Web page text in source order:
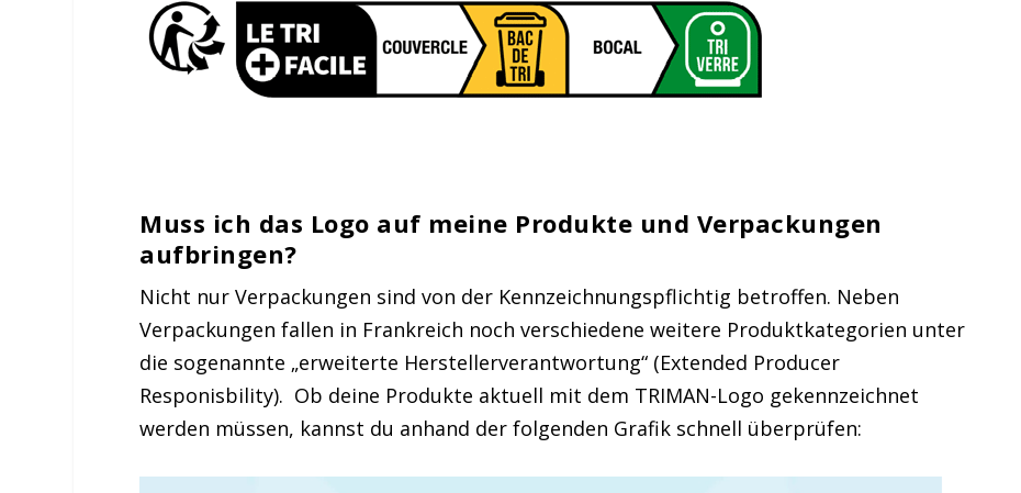
Muss ich das Logo auf meine Produkte und Verpackungen
aufbringen?
Nicht nur Verpackungen sind von der Kennzeichnungspflichtig betroffen. Neben
Verpackungen fallen in Frankreich noch verschiedene weitere Produktkategorien unter
die sogenannte „erweiterte Herstellerverantwortung“ (Extended Producer
Responisbility). Ob deine Produkte aktuell mit dem TRIMAN-Logo gekennzeichnet
werden müssen, kannst du anhand der folgenden Grafik schnell überprüfen: